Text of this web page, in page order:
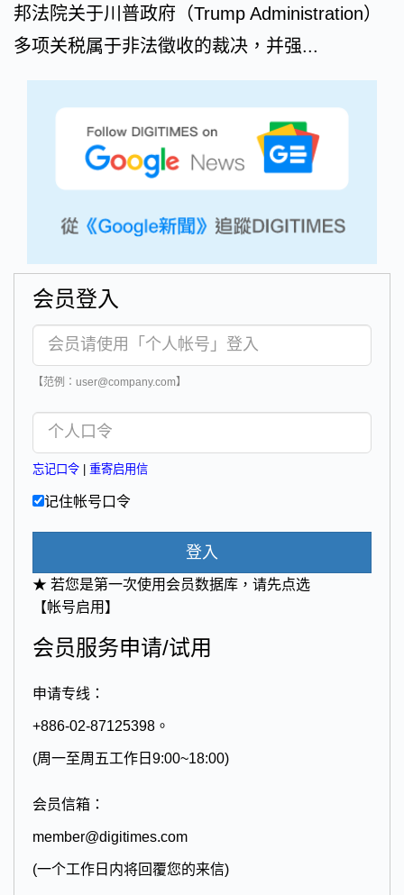
邦法院关于川普政府（Trump Administration）
多项关税属于非法徵收的裁决，并强...
会员登入
【范例：user@company.com】
忘记口令 重寄启用信
记住帐号口令
登入
★ 若您是第一次使用会员数据库，请先点选
【帐号启用】
会员服务申请/试用
申请专线：
+886-02-87125398。
(周一至周五工作日9:00~18:00)
会员信箱：
member@digitimes.com
(一个工作日内将回覆您的来信)